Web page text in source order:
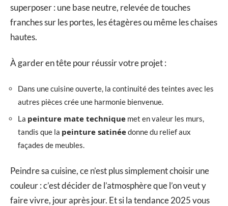
superposer : une base neutre, relevée de touches
franches sur les portes, les étagères ou même les chaises
hautes.
À garder en tête pour réussir votre projet :
Dans une cuisine ouverte, la continuité des teintes avec les
autres pièces crée une harmonie bienvenue.
La peinture mate technique met en valeur les murs,
tandis que la peinture satinéedonne du relief aux
façades de meubles.
Peindre sa cuisine, ce n’est plus simplement choisir une
couleur : c’est décider de l’atmosphère que l’on veut y
faire vivre, jour après jour. Et si la tendance 2025 vous